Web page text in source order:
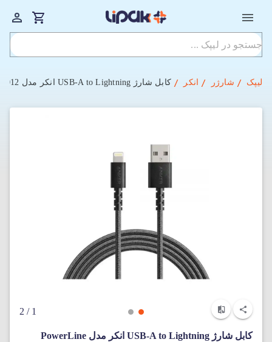
لیپک شارژر انکر کابل شارژ USB-A to Lightning انکر مدل PowerLine Select Plus A8012 با طول 90 سانتی‌متر
1
/ 2
کابل شارژ USB-A to Lightning انکر مدل PowerLine